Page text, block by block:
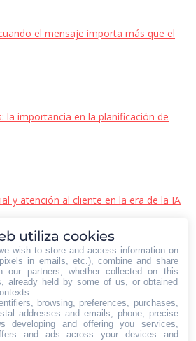
el mensaje importa más que el
la importancia en la planificación de
y atención al cliente en la era de la IA
utiliza cookies
we wish to store and access information on
in emails, etc.), combine and share
our partners, whether collected on this
already held by some of us, or obtained
browsing, preferences, purchases,
addresses and emails, phone, precise
developing and offering you services,
and ads across your devices and